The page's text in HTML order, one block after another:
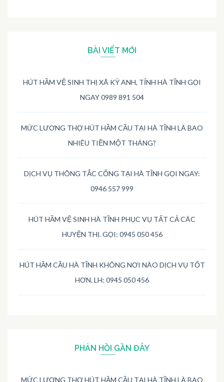
BÀI VIẾT MỚI
HÚT HẦM VỆ SINH THỊ XÃ KỲ ANH, TỈNH HÀ TĨNH GỌI
NGAY 0989 891 504
MỨC LƯƠNG THỢ HÚT HẦM CẦU TẠI HÀ TĨNH LÀ BAO
NHIÊU TIỀN MỘT THÁNG?
DỊCH VỤ THÔNG TẮC CỐNG TẠI HÀ TĨNH GỌI NGAY:
0946 557 999
HÚT HẦM VỆ SINH HÀ TĨNH PHỤC VỤ TẤT CẢ CÁC
HUYỆN THỊ. GỌI: 0945 050 456
HÚT HẦM CẦU HÀ TĨNH KHÔNG NƠI NÀO DỊCH VỤ TỐT
HƠN. LH: 0945 050 456
PHẢN HỒI GẦN ĐÂY
MỨC LƯƠNG THỢ HÚT HẦM CẦU TẠI HÀ TĨNH LÀ BAO